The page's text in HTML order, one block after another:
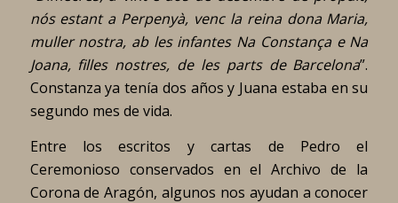
nós estant a Perpenyà, venc la reina dona Maria,
muller nostra, ab les infantes Na Constança e Na
Joana, filles nostres, de les parts de Barcelona”.
Constanza ya tenía dos años y Juana estaba en su
segundo mes de vida.
Entre los escritos y cartas de Pedro el
Ceremonioso conservados en el Archivo de la
Corona de Aragón, algunos nos ayudan a conocer